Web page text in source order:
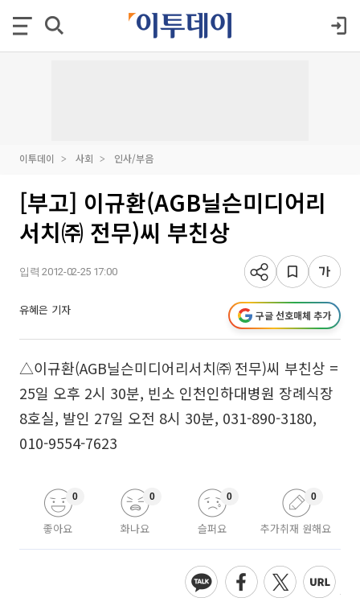
이투데이 사회 인사/부음
[부고] 이규환(AGB닐슨미디어리
서치㈜ 전무)씨 부친상
입력 2012-02-25 17:00
유혜은 기자 구글 선호매체 추가
△이규환(AGB닐슨미디어리서치㈜ 전무)씨 부친상 =
25일 오후 2시 30분, 빈소 인천인하대병원 장례식장
8호실, 발인 27일 오전 8시 30분, 031-890-3180,
010-9554-7623
좋아요
0
화나요
0
슬퍼요
0
추가취재 원해요
0